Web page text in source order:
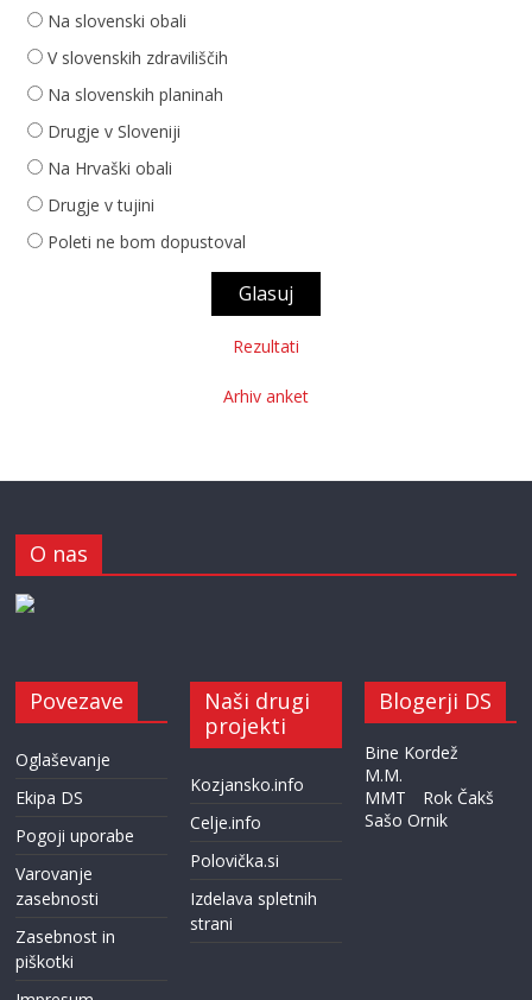
Na slovenski obali
V slovenskih zdraviliščih
Na slovenskih planinah
Drugje v Sloveniji
Na Hrvaški obali
Drugje v tujini
Poleti ne bom dopustoval
Rezultati
Arhiv anket
O nas
Povezave
Oglaševanje
Ekipa DS
Pogoji uporabe
Varovanje
zasebnosti
Zasebnost in
piškotki
Naši drugi
projekti
Kozjansko.info
Celje.info
Polovička.si
Izdelava spletnih
strani
Blogerji DS
Bine Kordež
M.M.
MMT
Rok Čakš
Sašo Ornik